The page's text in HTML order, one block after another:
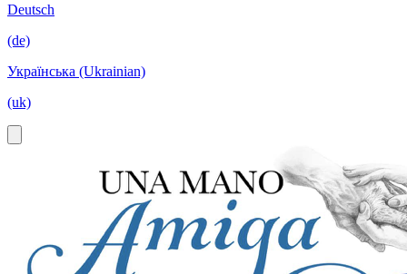
Deutsch
(de)
Українська (Ukrainian)
(uk)